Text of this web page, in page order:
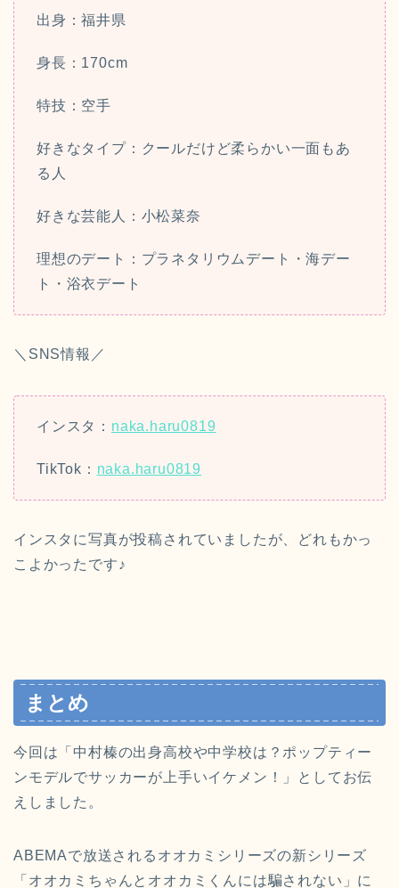
出身：福井県
身長： 170cm
特技： 空手
好きなタイプ： クールだけど柔らかい一面もあ
る人
好きな芸能人： 小松菜奈
理想のデート： プラネタリウムデート・海デー
ト・ 浴衣デート
＼SNS情報／
インスタ： naka.haru0819
TikTok： naka.haru0819
インスタに写真が投稿されていましたが、どれもかっ
こよかったです♪
まとめ
今回は「中村榛の出身高校や中学校は？ポップティー
ンモデルでサッカーが上手いイケメン！」としてお伝
えしました。
ABEMAで放送されるオオカミシリーズの新シリーズ
「オオカミちゃんとオオカミくんには騙されない」に